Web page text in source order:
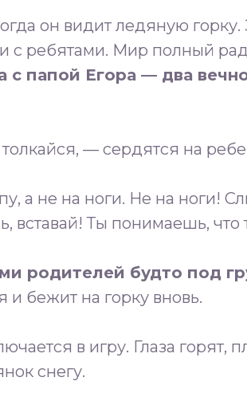
он видит ледяную
с ребятами. Мир полный
с папой Егора — два
— сердятся на
а не на ноги. Не на ноги!
Ты понимаешь, что
родителей будто под
и бежит на горку вновь.
в игру. Глаза горят,
снегу.